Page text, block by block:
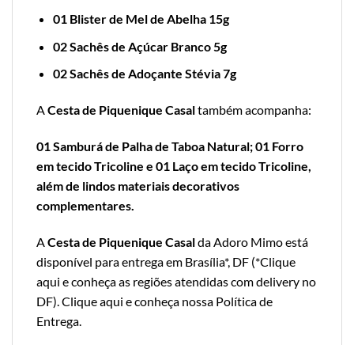
01 Blister de Mel de Abelha 15g
02 Sachês de Açúcar Branco 5g
02 Sachês de Adoçante Stévia 7g
ACesta de Piquenique Casaltambém acompanha:
01 Samburá de Palha de Taboa Natural; 01 Forro
em tecido Tricoline e 01 Laço em tecido Tricoline,
além de lindos materiais decorativos
complementares.
A Cesta de Piquenique Casalda Adoro Mimo está
disponível para entrega em Brasília*, DF (*Clique
aqui e conheça as regiões atendidas com delivery no
DF). Clique aqui e conheça nossa Política de
Entrega